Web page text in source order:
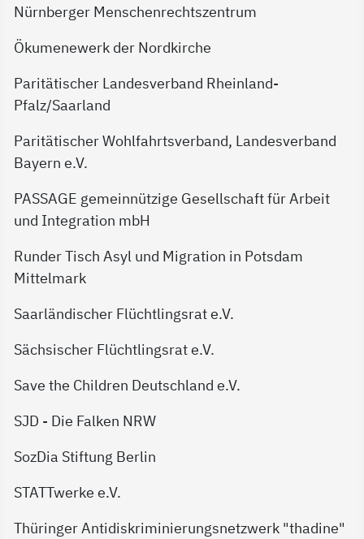
Nürnberger Menschenrechtszentrum
Ökumenewerk der Nordkirche
Paritätischer Landesverband Rheinland-
Pfalz/Saarland
Paritätischer Wohlfahrtsverband, Landesverband
Bayern e.V.
PASSAGE gemeinnützige Gesellschaft für Arbeit
und Integration mbH
Runder Tisch Asyl und Migration in Potsdam
Mittelmark
Saarländischer Flüchtlingsrat e.V.
Sächsischer Flüchtlingsrat e.V.
Save the Children Deutschland e.V.
SJD - Die Falken NRW
SozDia Stiftung Berlin
STATTwerke e.V.
Thüringer Antidiskriminierungsnetzwerk "thadine"